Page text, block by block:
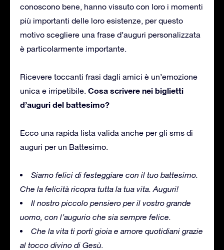
conoscono bene, hanno vissuto con loro i momenti
più importanti delle loro esistenze, per questo
motivo scegliere una frase d’auguri personalizzata
è particolarmente importante.
Ricevere toccanti frasi dagli amici è un’emozione
unica e irripetibile. Cosa scrivere nei biglietti
d’auguri del battesimo?
Ecco una rapida lista valida anche per gli sms di
auguri per un Battesimo.
Siamo felici di festeggiare con il tuo battesimo.
Che la felicità ricopra tutta la tua vita. Auguri!
Il nostro piccolo pensiero per il vostro grande
uomo, con l’augurio che sia sempre felice.
Che la vita ti porti gioia e amore quotidiani grazie
al tocco divino di Gesù.